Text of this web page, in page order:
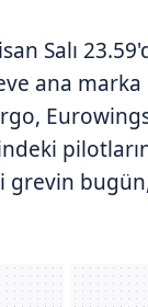
Salı
ana marka
bugün,